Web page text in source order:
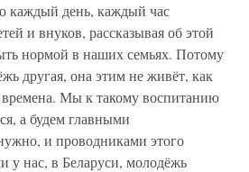
каждый день, каждый час
и внуков, рассказывая об этой
нормой в наших семьях. Потому
другая, она этим не живёт, как
Мы к такому воспитанию
а будем главными
и проводниками этого
у нас, в Беларуси, молодёжь